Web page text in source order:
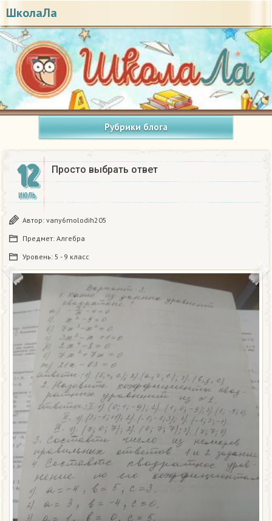
ШколаЛа
Рубрики блога
12
ИЮЛЬ
Просто выбрать ответ
Автор: vany6molodih205
Предмет: Алгебра
Уровень: 5 - 9 класс